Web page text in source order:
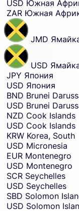
USD Южная
ZAR Южная
JMD
USD
JPY Япония
USD Япония
BND Brunei
USD Brunei
NZD Cook Islands
USD Cook Islands
KRW Korea, South
USD Micronesia
EUR Montenegro
USD Montenegro
SCR Seychelles
USD Seychelles
SBD Solomon
USD Solomon